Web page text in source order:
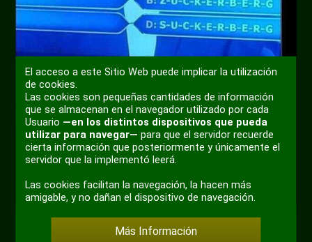
+ 2
El acceso a este Sitio Web puede implicar la utilización
de cookies.
Las cookies son pequeñas cantidades de información
que se almacenan en el navegador utilizado por cada
Usuario —en los distintos dispositivos que pueda
utilizar para navegar— para que el servidor recuerde
cierta información que posteriormente y únicamente el
servidor que la implementó leerá.
Las cookies facilitan la navegación, la hacen más
amigable, y no dañan el dispositivo de navegación.
Más Información